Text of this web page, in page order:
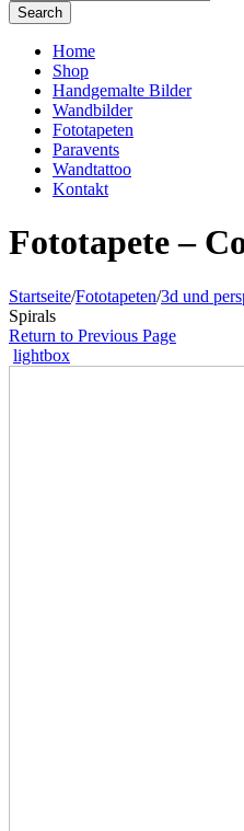
Search
Home
Shop
Handgemalte Bilder
Wandbilder
Fototapeten
Paravents
Wandtattoo
Kontakt
Fototapete –
Startseite/Fototapeten/3d und
Spirals
Return to Previous Page
lightbox